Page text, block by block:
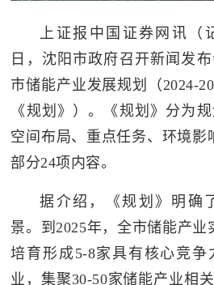
上证报中国证券网讯（
日，沈阳市政府召开新闻发
市储能产业发展规划（2024-
《规划》）。《规划》分为
空间布局、重点任务、环境影
部分24项内容。
据介绍，《规划》明确
景。到2025年，全市储能产业
培育形成5-8家具有核心竞争
业，集聚30-50家储能产业相